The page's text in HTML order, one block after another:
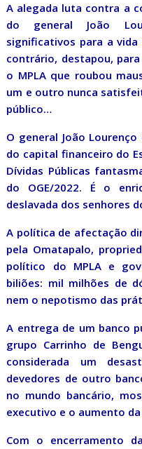
A alegada luta contra a
do general João
significativos para a
contrário, destapou,
o MPLA que roubou
um e outro nunca
público…
O general João
do capital financeiro do
Dívidas Públicas
do OGE/2022. É o
deslavada dos senhores
A política de afectação
pela Omatapalo,
político do MPLA e
biliões: mil milhões de
nem o nepotismo das
A entrega de um banco
grupo Carrinho de
considerada um
devedores de outro
no mundo bancário,
executivo e o aumento
Com o encerramento